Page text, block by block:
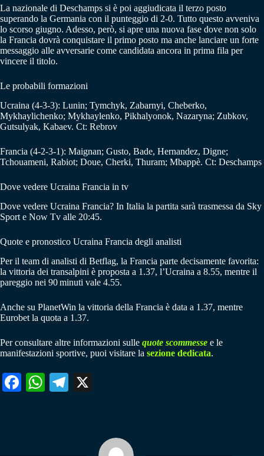
La nazionale di Deschamps si è poi aggiudicata il terzo posto
superando la Germania con il punteggio di 2-0. Tutto questo avveniva
lo scorso giugno. Adesso, però, si apre una nuova fase dove non solo
la Francia dovrà conquistare il primo posto ma anche lanciare un forte
messaggio alle avversarie come candidata ancora in prima fila per
vincere il titolo.
Le probabili formazioni
Ucraina (4-3-3): Lunin; Tymchyk, Zabarnyi, Cheberko,
Mykhaylichenko; Mykhaylenko, Pikhalyonok, Nazaryna; Zubkov,
Gutsulyak, Kabaev. Ct: Rebrov
Francia (4-2-3-1): Maignan; Gusto, Bade, Hernandez, Digne;
Tchouameni, Rabiot; Doue, Cherki, Thuram; Mbappè. Ct: Deschamps
Dove vedere Ucraina Francia in tv
Dove vedere Ucraina Francia? In Italia la partita sarà trasmessa da Sky
Sport e Now Tv alle 20:45.
Quote e pronostico Ucraina Francia degli analisti
Per il team di analisti di Betflag, la Francia parte decisamente favorita:
la vittoria dei transalpini è proposta a 1.37, l’Ucraina a 8.55, mentre il
pareggio nei 90 minuti vale 4.55.
Anche su PlanetWin la vittoria della Francia è data a 1.37, mentre
Eurobet la quota a 1.37.
Per consultare altre informazioni sulle quote scommesse e le
manifestazioni sportive, puoi visitare la sezione dedicata.
Fa W
Te